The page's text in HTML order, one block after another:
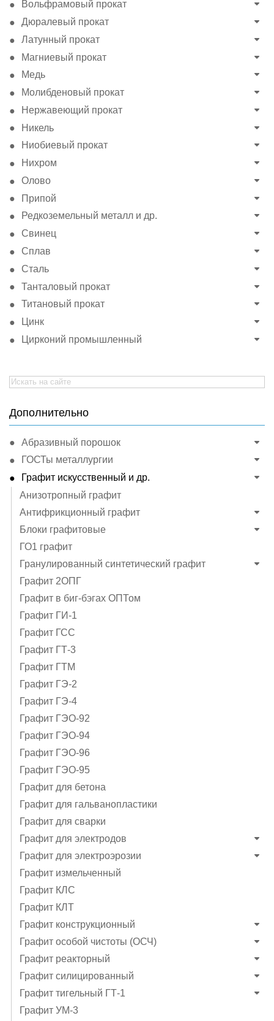
Вольфрамовый прокат
Дюралевый прокат
Латунный прокат
Магниевый прокат
Медь
Молибденовый прокат
Нержавеющий прокат
Никель
Ниобиевый прокат
Нихром
Олово
Припой
Редкоземельный металл и др.
Свинец
Сплав
Сталь
Танталовый прокат
Титановый прокат
Цинк
Цирконий промышленный
Search
for:
Дополнительно
Абразивный порошок
ГОСТы металлургии
Графит искусственный и др.
Анизотропный графит
Антифрикционный графит
Блоки графитовые
ГО1 графит
Гранулированный синтетический графит
Графит 2ОПГ
Графит в биг-бэгах ОПТом
Графит ГИ-1
Графит ГСС
Графит ГТ-3
Графит ГТМ
Графит ГЭ-2
Графит ГЭ-4
Графит ГЭO-92
Графит ГЭO-94
Графит ГЭO-96
Графит ГЭО-95
Графит для бетона
Графит для гальванопластики
Графит для сварки
Графит для электродов
Графит для электроэрозии
Графит измельченный
Графит КЛС
Графит КЛТ
Графит конструкционный
Графит особой чистоты (ОСЧ)
Графит реакторный
Графит силицированный
Графит тигельный ГТ-1
Графит УМ-3